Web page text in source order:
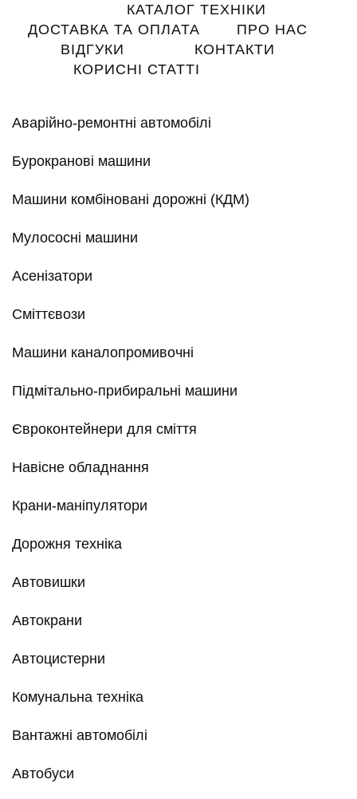
navigation
КАТАЛОГ ТЕХНІКИ
ДОСТАВКА ТА ОПЛАТА
ПРО НАС
ВІДГУКИ
КОНТАКТИ
КОРИСНІ СТАТТІ
Аварійно-ремонтні автомобілі
Бурокранові машини
Машини комбіновані дорожні (КДМ)
Мулососні машини
Асенізатори
Сміттєвози
Машини каналопромивочні
Підмітально-прибиральні машини
Євроконтейнери для сміття
Навісне обладнання
Крани-маніпулятори
Дорожня техніка
Автовишки
Автокрани
Автоцистерни
Комунальна техніка
Вантажні автомобілі
Автобуси